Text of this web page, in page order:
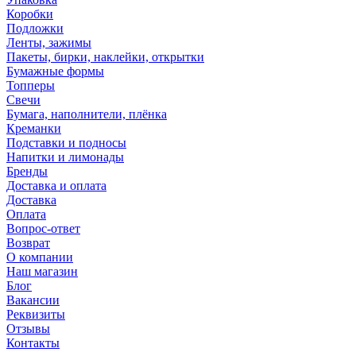
Коробки
Подложки
Ленты, зажимы
Пакеты, бирки, наклейки, открытки
Бумажные формы
Топперы
Свечи
Бумага, наполнители, плёнка
Креманки
Подставки и подносы
Напитки и лимонады
Бренды
Доставка и оплата
Доставка
Оплата
Вопрос-ответ
Возврат
О компании
Наш магазин
Блог
Вакансии
Реквизиты
Отзывы
Контакты